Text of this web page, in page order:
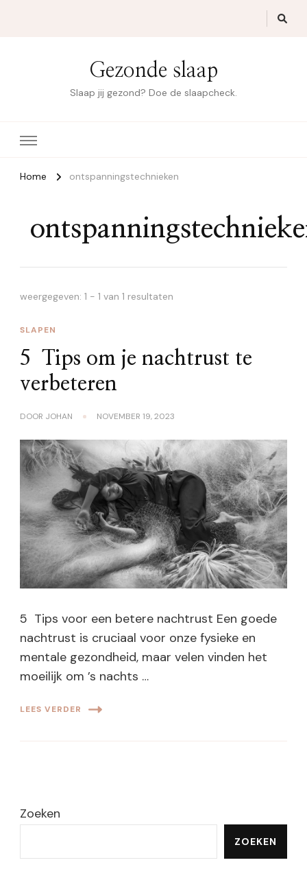
Gezonde slaap
Slaap jij gezond? Doe de slaapcheck.
Home ontspanningstechnieken
weergegeven: 1 - 1 van 1 resultaten
SLAPEN
5 Tips om je nachtrust te
verbeteren
DOOR JOHAN NOVEMBER 19, 2023
5 Tips voor een betere nachtrust Een goede
nachtrust is cruciaal voor onze fysieke en
mentale gezondheid, maar velen vinden het
moeilijk om ’s nachts …
LEES VERDER
Zoeken
ZOEKEN